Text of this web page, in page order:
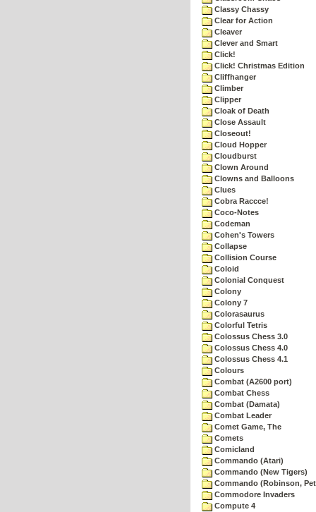
Classy Chassy
Clear for Action
Cleaver
Clever and Smart
Click!
Click! Christmas Edition
Cliffhanger
Climber
Clipper
Cloak of Death
Close Assault
Closeout!
Cloud Hopper
Cloudburst
Clown Around
Clowns and Balloons
Clues
Cobra Raccce!
Coco-Notes
Codeman
Cohen's Towers
Collapse
Collision Course
Coloid
Colonial Conquest
Colony
Colony 7
Colorasaurus
Colorful Tetris
Colossus Chess 3.0
Colossus Chess 4.0
Colossus Chess 4.1
Colours
Combat (A2600 port)
Combat Chess
Combat (Damata)
Combat Leader
Comet Game, The
Comets
Comicland
Commando (Atari)
Commando (New Tigers)
Commando (Robinson,
Commodore Invaders
Compute 4